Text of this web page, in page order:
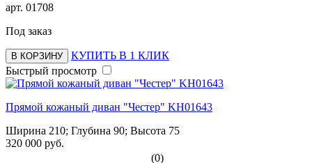
арт. 01708
Под заказ
В КОРЗИНУ
КУПИТЬ В 1 КЛИК
Быстрый просмотр
Прямой кожаный диван "Честер" KH01643
Ширина 210; Глубина 90; Высота 75
320 000 руб.
(0)